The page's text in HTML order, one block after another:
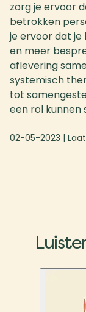
zorg je ervoor
betrokken
je ervoor dat je
en meer
aflevering
systemisch
tot
een rol kunnen
02-05-2023 |